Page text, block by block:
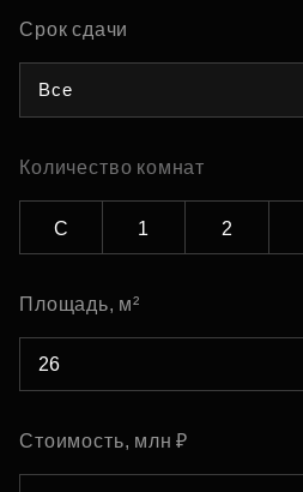
Срок сдачи
Все
Количество комнат
С 1 2
Площадь, м²
Стоимость, млн ₽